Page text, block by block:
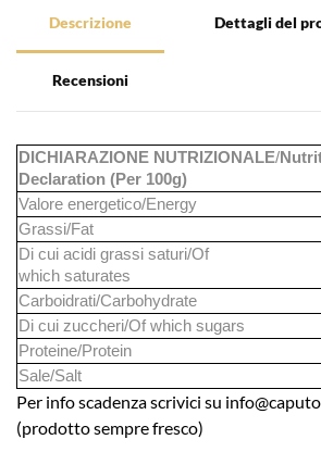
Descrizione Dettagli del
Recensioni
DICHIARAZIONE NUTRIZIONALE/
Declaration (Per 100g)
Valore energetico/Energy
Grassi/Fat
Di cui acidi grassi saturi/Of
which saturates
Carboidrati/Carbohydrate
Di cui zuccheri/Of which sugars
Proteine/Protein
Sale/Salt
Per info scadenza scrivici su
(prodotto sempre fresco)